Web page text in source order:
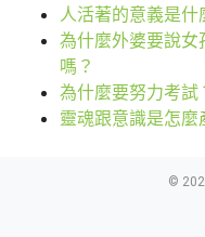
人活著的意義是
為什麼外婆要說
嗎？
為什麼要努力考試
靈魂跟意識是怎麼
©